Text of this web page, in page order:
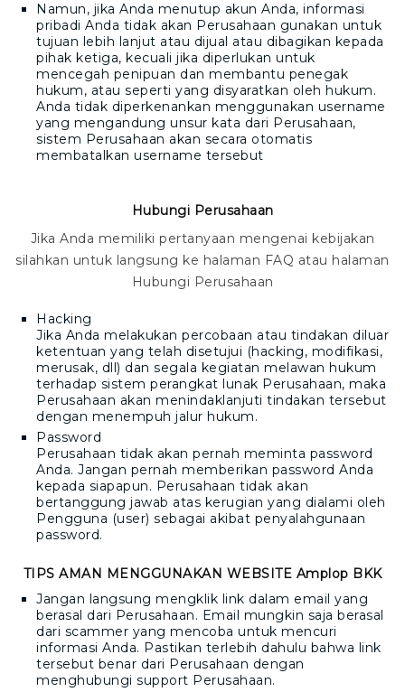
Namun, jika Anda menutup akun Anda, informasi
pribadi Anda tidak akan Perusahaan gunakan untuk
tujuan lebih lanjut atau dijual atau dibagikan kepada
pihak ketiga, kecuali jika diperlukan untuk
mencegah penipuan dan membantu penegak
hukum, atau seperti yang disyaratkan oleh hukum.
Anda tidak diperkenankan menggunakan username
yang mengandung unsur kata dari Perusahaan,
sistem Perusahaan akan secara otomatis
membatalkan username tersebut
Hubungi Perusahaan
Jika Anda memiliki pertanyaan mengenai kebijakan
silahkan untuk langsung ke halaman FAQ atau halaman
Hubungi Perusahaan
Hacking
Jika Anda melakukan percobaan atau tindakan diluar
ketentuan yang telah disetujui (hacking, modifikasi,
merusak, dll) dan segala kegiatan melawan hukum
terhadap sistem perangkat lunak Perusahaan, maka
Perusahaan akan menindaklanjuti tindakan tersebut
dengan menempuh jalur hukum.
Password
Perusahaan tidak akan pernah meminta password
Anda. Jangan pernah memberikan password Anda
kepada siapapun. Perusahaan tidak akan
bertanggung jawab atas kerugian yang dialami oleh
Pengguna (user) sebagai akibat penyalahgunaan
password.
TIPS AMAN MENGGUNAKAN WEBSITE Amplop BKK
Jangan langsung mengklik link dalam email yang
berasal dari Perusahaan. Email mungkin saja berasal
dari scammer yang mencoba untuk mencuri
informasi Anda. Pastikan terlebih dahulu bahwa link
tersebut benar dari Perusahaan dengan
menghubungi support Perusahaan.